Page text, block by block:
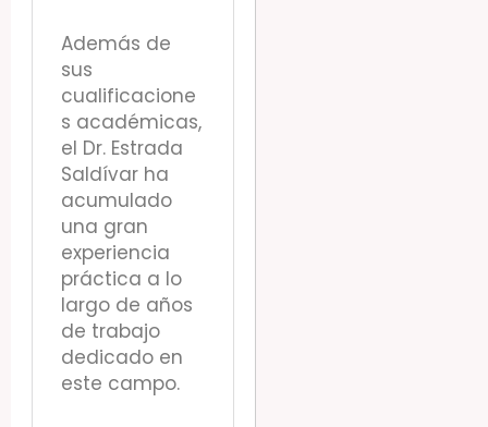
Además de
sus
cualificacione
s académicas,
el Dr. Estrada
Saldívar ha
acumulado
una gran
experiencia
práctica a lo
largo de años
de trabajo
dedicado en
este campo.